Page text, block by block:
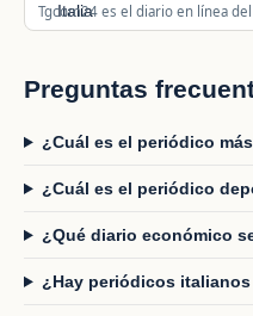
Tgcom24 es el diario en línea
actualidad, política, economía,
Preguntas
¿Cuál es el periódico
¿Cuál es el periódico
¿Qué diario económico
¿Hay periódicos